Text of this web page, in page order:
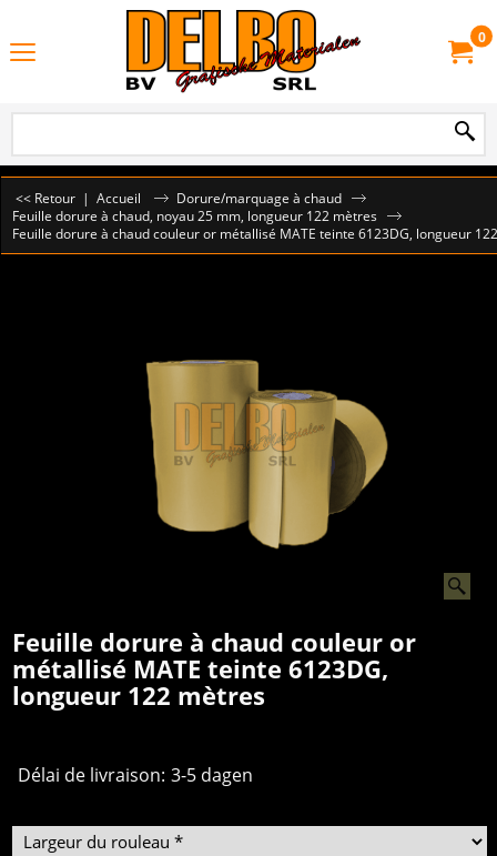
0
<< Retour | Accueil
Dorure/marquage à chaud
Feuille dorure à chaud, noyau 25 mm, longueur 122 mètres
Feuille dorure à chaud couleur or métallisé MATE teinte 6123DG, longueur
Feuille dorure à chaud couleur or
métallisé MATE teinte 6123DG,
longueur 122 mètres
Délai de livraison: 3-5 dagen